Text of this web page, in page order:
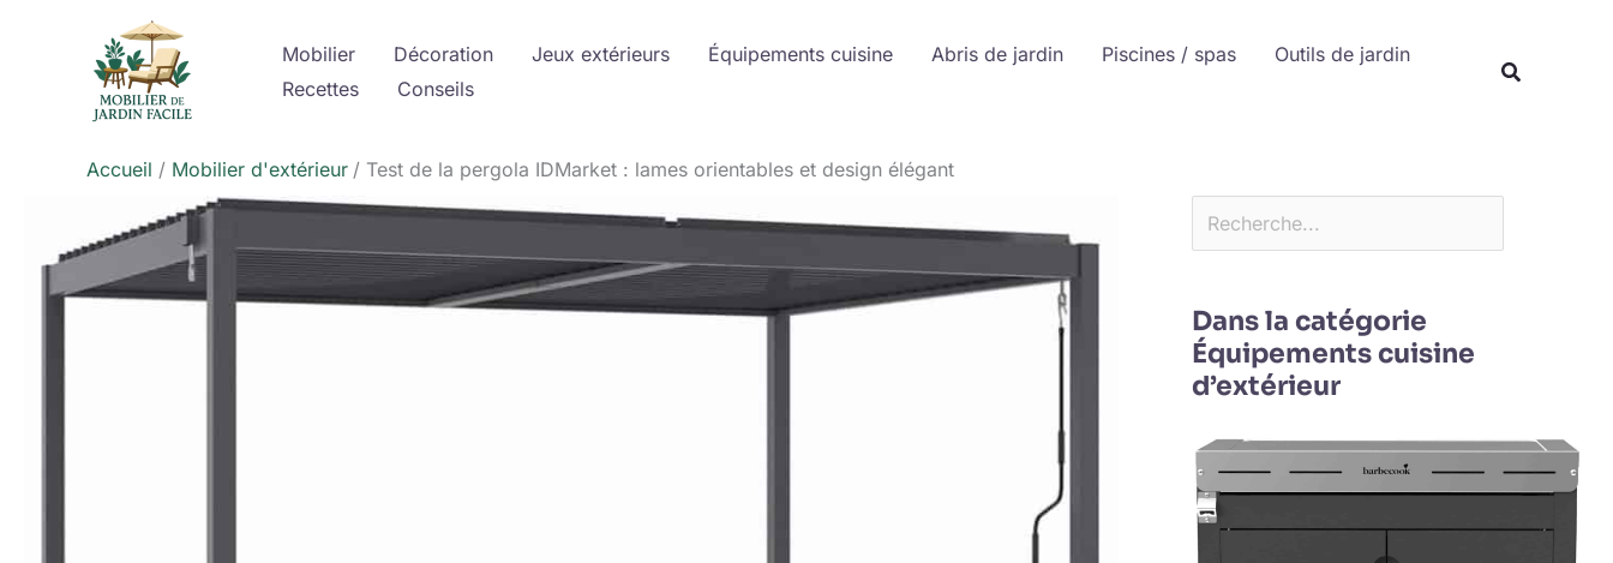
Mobilier Décoration Jeux extérieurs Équipements cuisine Abris de jardin Piscines / spas
Outils de jardin
Recettes
Conseils
Accueil Mobilier d'extérieur Test de la pergola IDMarket : lames orientables et design élégant
Dans la catégorie
Équipements cuisine
d’extérieur